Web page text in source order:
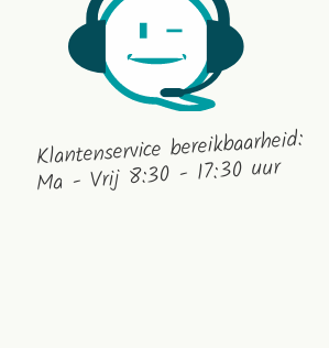
Klantenservice bereikbaarheid:
Ma - Vrij 8:30 - 17:30 uur